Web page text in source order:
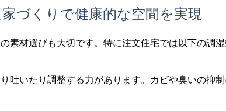
づくりで健康的な空間を実現
素材選びも大切です。特に注文住宅では以下の調湿
吐いたり調整する力があります。カビや臭いの抑制